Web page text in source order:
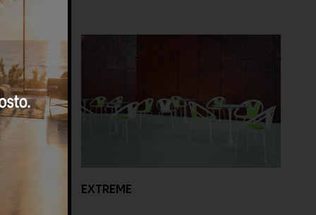
EXTREME